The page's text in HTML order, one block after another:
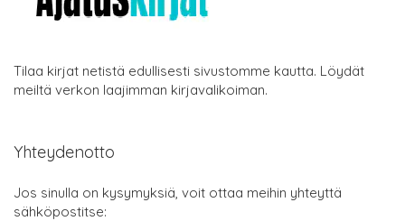
Tilaa kirjat netistä edullisesti sivustomme kautta. Löydät
meiltä verkon laajimman kirjavalikoiman.
Yhteydenotto
Jos sinulla on kysymyksiä, voit ottaa meihin yhteyttä
sähköpostitse: